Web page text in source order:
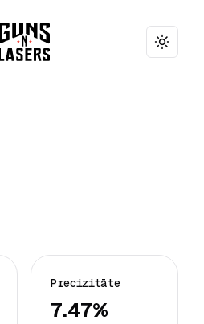
Toggle
Precizitāte
7.47%